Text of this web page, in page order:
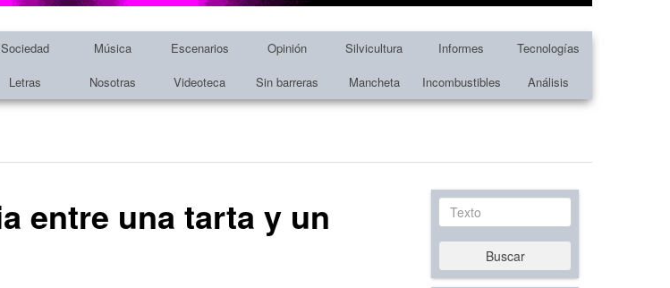
Sociedad Música Escenarios Opinión Silvicultura Informes
Tecnologías
Letras Nosotras Videoteca Sin barreras Mancheta Incombustibles Análisis
entre una tarta y un Texto
Buscar